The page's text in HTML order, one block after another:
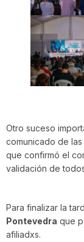
Otro suceso
comunicado de
que confirmó el
validación de
Para finalizar la
Pontevedra que
afiliadxs.